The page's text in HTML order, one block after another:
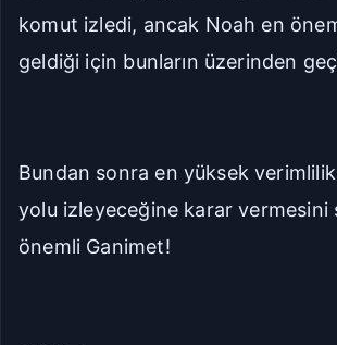
komut izledi, ancak Noah en
geldiği için bunların üzerinden
Bundan sonra en yüksek
yolu izleyeceğine karar vermesini
önemli Ganimet!